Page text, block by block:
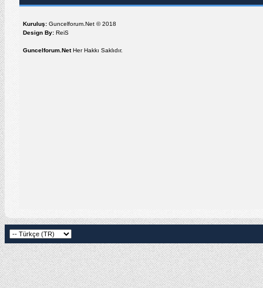
Kuruluş: Guncelforum.Net © 2018
Design By: ReiS
Guncelforum.NetHer Hakkı Saklıdır.